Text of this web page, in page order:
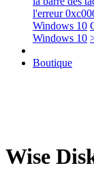
l'erreur
Windows 10
Windows 10
Boutique
Wise